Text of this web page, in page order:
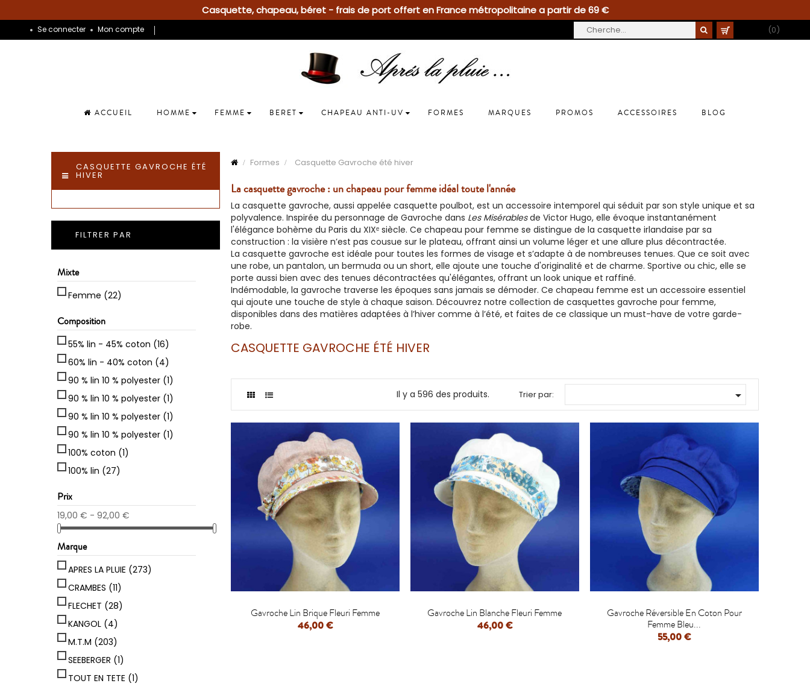
Casquette, chapeau, béret - frais de port offert en France métropolitaine a partir de 69 €
Se connecter Mon compte (0)
ACCUEIL HOMME FEMME BERET CHAPEAU ANTI-UV FORMES MARQUES PROMOS ACCESSOIRES BLOG
CASQUETTE GAVROCHE ÉTÉ
HIVER
FILTRER PAR
Mixte
Femme (22)
Composition
55% lin - 45% coton (16)
60% lin - 40% coton (4)
90 % lin 10 % polyester (1)
90 % lin 10 % polyester (1)
90 % lin 10 % polyester (1)
90 % lin 10 % polyester (1)
100% coton (1)
100% lin (27)
Prix
19,00 € - 92,00 €
Marque
APRES LA PLUIE (273)
CRAMBES (11)
FLECHET (28)
KANGOL (4)
M.T.M (203)
SEEBERGER (1)
TOUT EN TETE (1)
Formes Casquette Gavroche été hiver
La casquette gavroche : un chapeau pour femme idéal toute l'année
La casquette gavroche, aussi appelée casquette poulbot, est un accessoire intemporel qui séduit par son style unique et sa
polyvalence. Inspirée du personnage de Gavroche dans Les Misérablesde Victor Hugo, elle évoque instantanément
l'élégance bohème du Paris du XIXᵉ siècle. Ce chapeau pour femme se distingue de la casquette irlandaise par sa
construction : la visière n’est pas cousue sur le plateau, offrant ainsi un volume léger et une allure plus décontractée.
La casquette gavroche est idéale pour toutes les formes de visage et s’adapte à de nombreuses tenues. Que ce soit avec
une robe, un pantalon, un bermuda ou un short, elle ajoute une touche d'originalité et de charme. Sportive ou chic, elle se
porte aussi bien avec des tenues décontractées qu'élégantes, offrant un look unique et raffiné.
Indémodable, la gavroche traverse les époques sans jamais se démoder. Ce chapeau femme est un accessoire essentiel
qui ajoute une touche de style à chaque saison. Découvrez notre collection de casquettes gavroche pour femme,
disponibles dans des matières adaptées à l’hiver comme à l’été, et faites de ce classique un must-have de votre garde-
robe.
CASQUETTE GAVROCHE ÉTÉ HIVER
Il y a 596 des produits. Trier par: 

Gavroche Lin Brique Fleuri Femme
46,00 €

Gavroche Lin Blanche Fleuri Femme
46,00 €

Gavroche Réversible En Coton Pour
Femme Bleu...
55,00 €